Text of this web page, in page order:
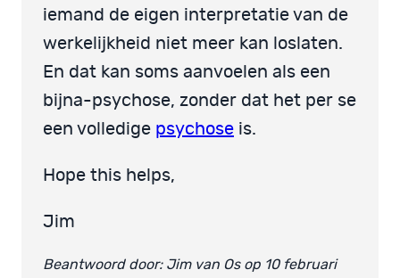
iemand de eigen interpretatie van de
werkelijkheid niet meer kan loslaten.
En dat kan soms aanvoelen als een
bijna-psychose, zonder dat het per se
een volledige psychose is.
Hope this helps,
Jim
Beantwoord door: Jim van Os op 10 februari